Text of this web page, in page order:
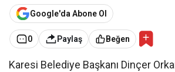
Google'da Abone Ol
0 Paylaş Beğen
Karesi Belediye Başkanı Dinçer